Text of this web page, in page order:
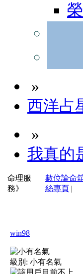
»
西洋占
»
我真的
命理服
務》
數位論命
絲專頁 |
win98
級別: 小有名氣